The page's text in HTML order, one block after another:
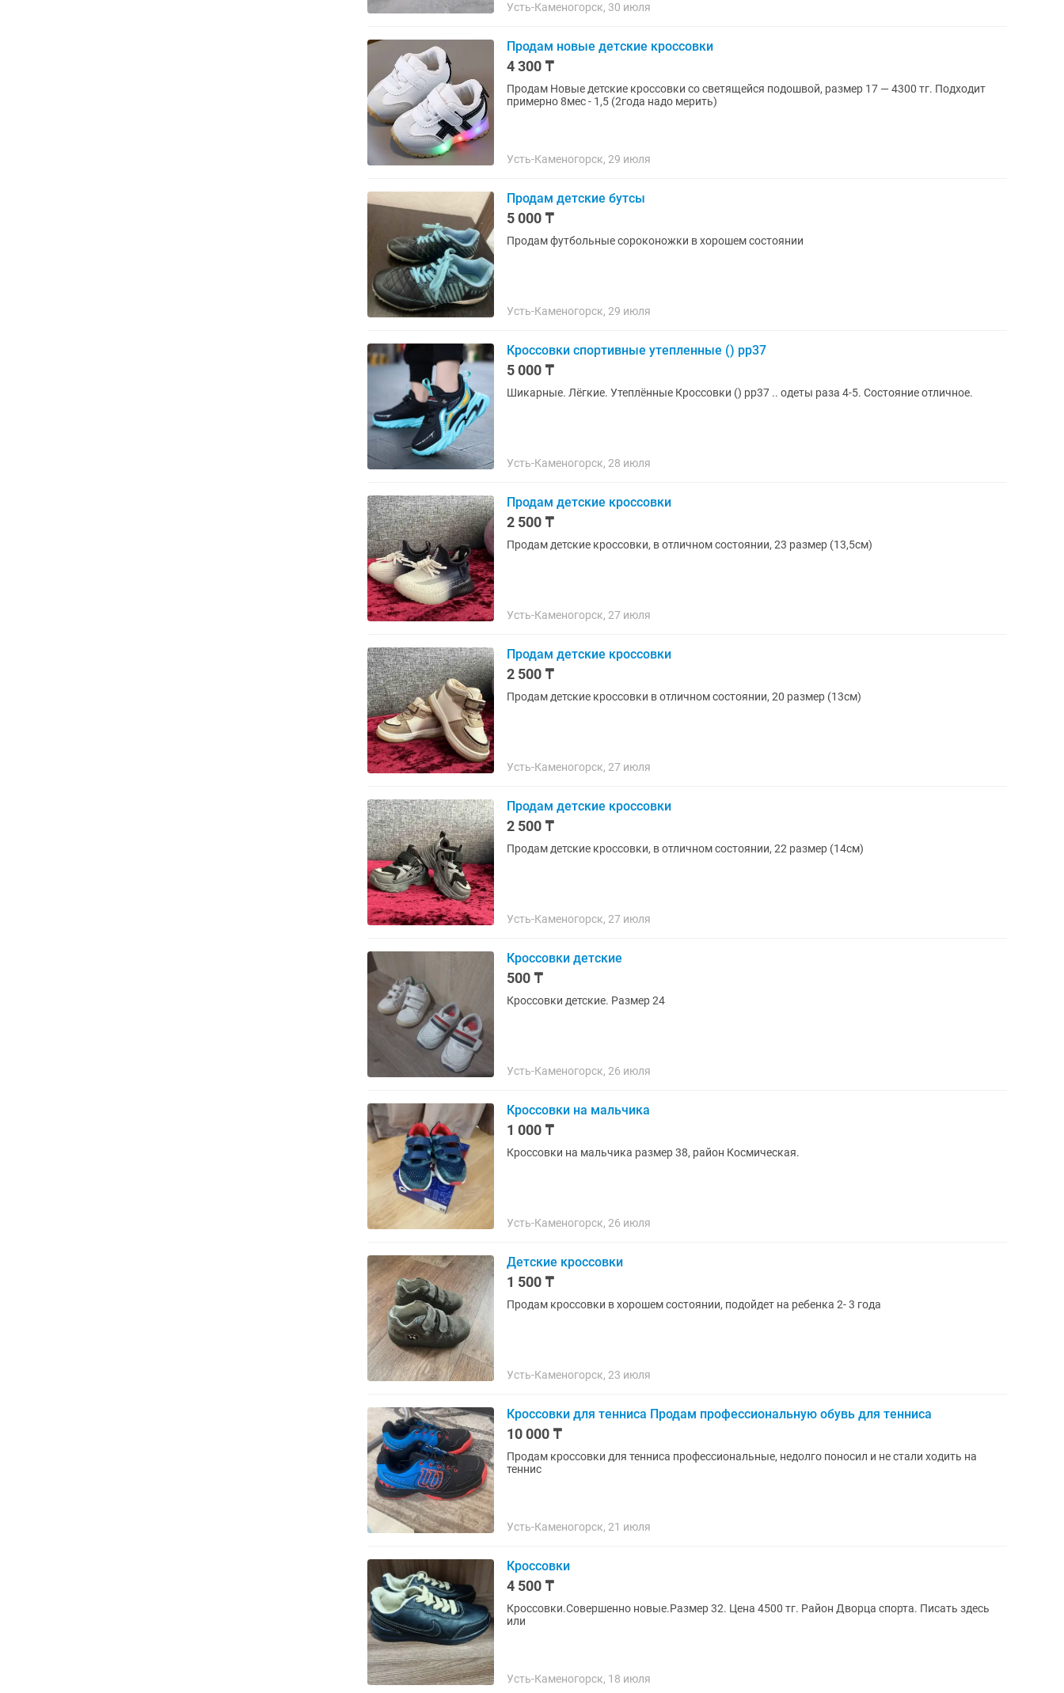
Усть-Каменогорск, 30 июля
Продам новые детские кроссовки
4 300 ₸
Продам Новые детские кроссовки со светящейся подошвой, размер 17 — 4300 тг. Подходит
примерно 8мес - 1,5 (2года надо мерить)
Усть-Каменогорск, 29 июля
Продам детские бутсы
5 000 ₸
Продам футбольные сороконожки в хорошем состоянии
Усть-Каменогорск, 29 июля
Кроссовки спортивные утепленные () рр37
5 000 ₸
Шикарные. Лёгкие. Утеплённые Кроссовки () рр37 .. одеты раза 4-5. Состояние отличное.
Усть-Каменогорск, 28 июля
Продам детские кроссовки
2 500 ₸
Продам детские кроссовки, в отличном состоянии, 23 размер (13,5см)
Усть-Каменогорск, 27 июля
Продам детские кроссовки
2 500 ₸
Продам детские кроссовки в отличном состоянии, 20 размер (13см)
Усть-Каменогорск, 27 июля
Продам детские кроссовки
2 500 ₸
Продам детские кроссовки, в отличном состоянии, 22 размер (14см)
Усть-Каменогорск, 27 июля
Кроссовки детские
500 ₸
Кроссовки детские. Размер 24
Усть-Каменогорск, 26 июля
Кроссовки на мальчика
1 000 ₸
Кроссовки на мальчика размер 38, район Космическая.
Усть-Каменогорск, 26 июля
Детские кроссовки
1 500 ₸
Продам кроссовки в хорошем состоянии, подойдет на ребенка 2- 3 года
Усть-Каменогорск, 23 июля
Кроссовки для тенниса Продам профессиональную обувь для тенниса
10 000 ₸
Продам кроссовки для тенниса профессиональные, недолго поносил и не стали ходить на
теннис
Усть-Каменогорск, 21 июля
Кроссовки
4 500 ₸
Кроссовки.Совершенно новые.Размер 32. Цена 4500 тг. Район Дворца спорта. Писать здесь
или
Усть-Каменогорск, 18 июля